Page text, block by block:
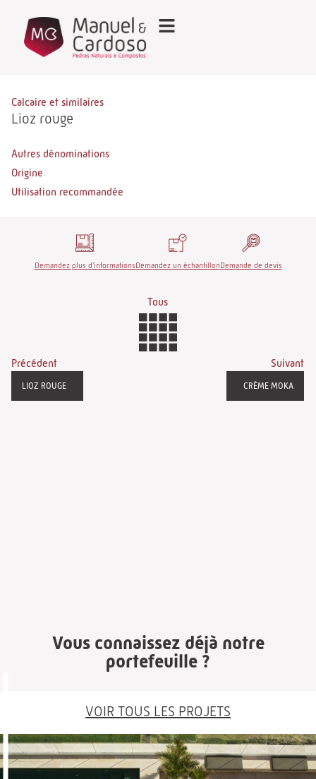
Calcaire et similaires
Lioz rouge
Autres dénominations
Origine
Utilisation recommandée
Demandez plus d'informationsDemandez un échantillonDemande de devis
Précédent
LIOZ ROUGE
Suivant
CRÈME MOKA
Tous
Vous connaissez déjà notre
portefeuille ?
VOIR TOUS LES PROJETS